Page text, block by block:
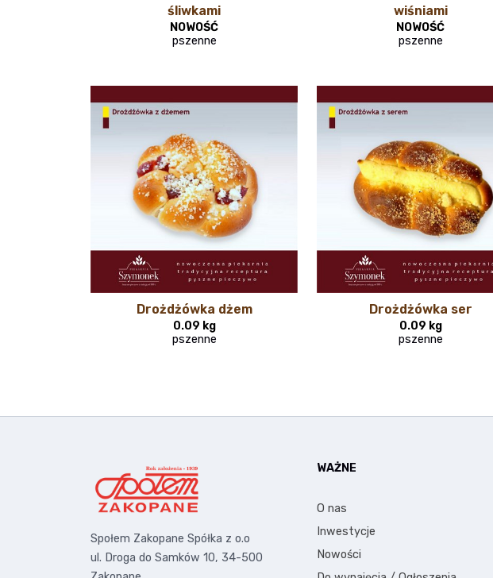
śliwkami
NOWOŚĆ
pszenne
wiśniami
NOWOŚĆ
pszenne
Drożdżówka dżem
0.09 kg
pszenne
Drożdżówka ser
0.09 kg
pszenne
Społem Zakopane Spółka z o.o
ul. Droga do Samków 10, 34-500
WAŻNE
O nas
Inwestycje
Nowości